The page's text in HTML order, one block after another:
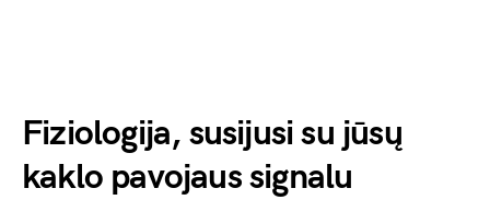
Fiziologija, susijusi su jūsų
kaklo pavojaus signalu